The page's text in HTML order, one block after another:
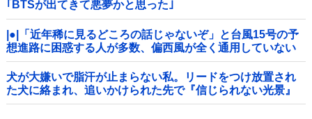
｢BTSが出てきて悪夢かと思った｣
|●|「近年稀に見るどころの話じゃないぞ」と台風15号の予
想進路に困惑する人が多数、偏西風が全く通用していない
んだけど……
犬が大嫌いで脂汗が止まらない私。リードをつけ放置され
た犬に絡まれ、追いかけられた先で『信じられない光景』
を目撃→必死で救急車を呼ぶも犬と取り残されて・・・